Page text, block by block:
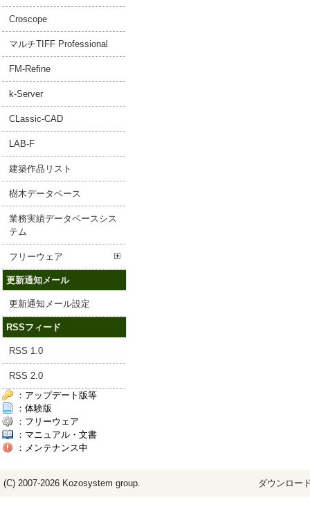
Croscope
マルチTIFF Professional
FM-Refine
k-Server
CLassic-CAD
LAB-F
建築作品リスト
樹木データベース
業務実績データベースシス
テム
フリーウェア
更新通知メール
更新通知メール設定
RSSフィード
RSS 1.0
RSS 2.0
：アップデート版等
：体験版
：フリーウェア
：マニュアル・文書
：メンテナンス中
(C) 2007-2026 Kozosystem group. ダウンロー